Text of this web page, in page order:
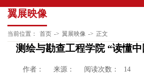
翼展映像
当前位置： 首页 -> 翼展映像 -> 正文
测绘与勘查工程学院 “读懂
作者： 来源： 阅读次数： 14